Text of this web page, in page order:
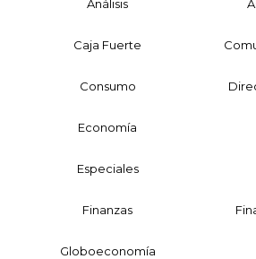
Análisis
Caja Fuerte
Consumo
Economía
Especiales
Finanzas
Globoeconomía